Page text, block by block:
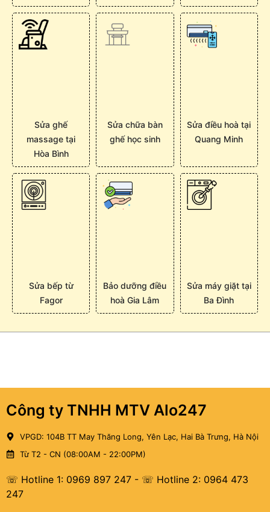
Sửa ghế
massage tại
Hòa Bình
Sửa chữa bàn
ghế học sinh
Sửa điều hoà tại
Quang Minh
Sửa bếp từ
Fagor
Bảo dưỡng điều
hoà Gia Lâm
Sửa máy giặt tại
Ba Đình
Công ty TNHH MTV Alo247
VPGD: 104B TT May Thăng Long, Yên Lạc, Hai Bà Trưng, Hà Nội
Từ T2 - CN (08:00AM - 22:00PM)
☏ Hotline 1: 0969 897 247 - ☏ Hotline 2: 0964 473
247